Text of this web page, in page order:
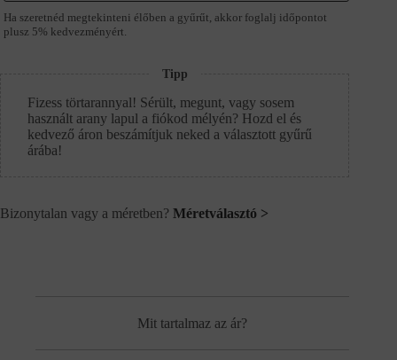
Ha szeretnéd megtekinteni élőben a gyűrűt, akkor foglalj időpontot
plusz 5% kedvezményért.
Tipp
Fizess törtarannyal! Sérült, megunt, vagy sosem
használt arany lapul a fiókod mélyén? Hozd el és
kedvező áron beszámítjuk neked a választott gyűrű
árába!
Bizonytalan vagy a méretben? Méretválasztó >
Mit tartalmaz az ár?